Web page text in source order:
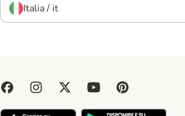
Italia / it